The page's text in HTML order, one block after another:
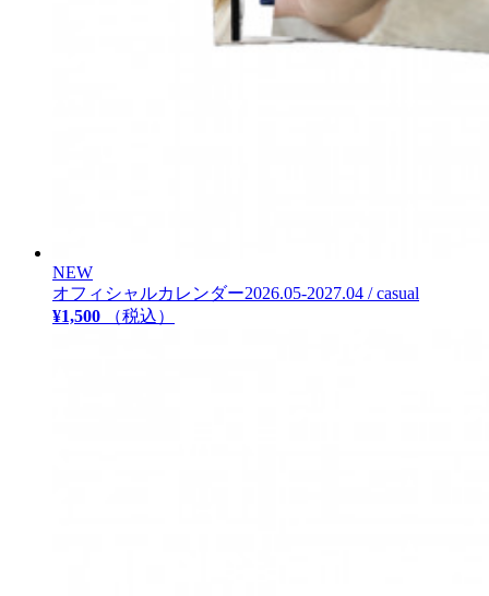
NEW
オフィシャルカレンダー2026.05-2027.04 / casual
¥1,500
（税込）